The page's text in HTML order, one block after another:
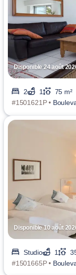
Disponible 24 août
2 1
75 m²
#1501621P •
Disponible 10 août
Studio 1
#1501665P •